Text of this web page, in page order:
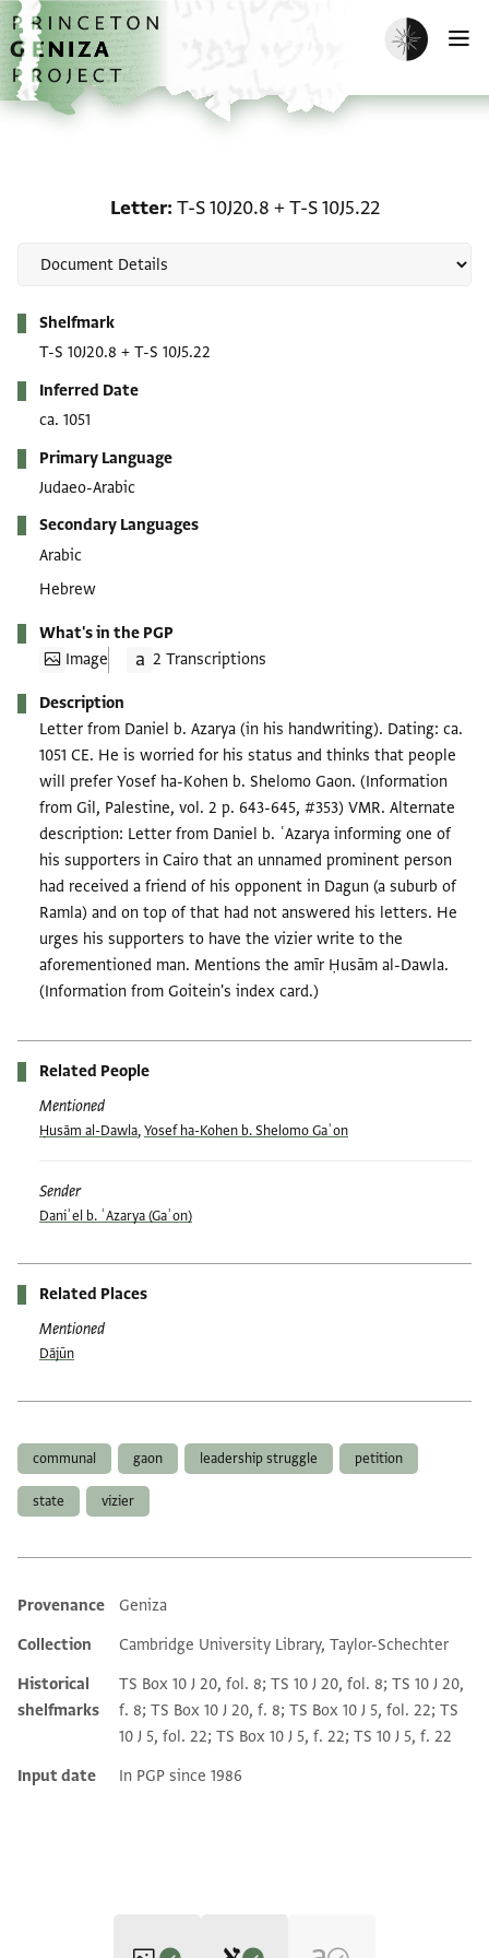
Skip to main content
home
Enable dark
Letter T-S 10J20.8 +T-S 10J5.22
Shelfmark
T-S 10J20.8 + T-S 10J5.22
Inferred Date
ca. 1051
Primary Language
Judaeo-Arabic
Secondary Languages
Arabic
Hebrew
What's in the PGP
Image
2 Transcriptions
Description
Letter from Daniel b. Azarya (in his handwriting). Dating: ca.
1051 CE. He is worried for his status and thinks that people
will prefer Yosef ha-Kohen b. Shelomo Gaon. (Information
from Gil, Palestine, vol. 2 p. 643-645, #353) VMR. Alternate
description: Letter from Daniel b. ʿAzarya informing one of
his supporters in Cairo that an unnamed prominent person
had received a friend of his opponent in Dagun (a suburb of
Ramla) and on top of that had not answered his letters. He
urges his supporters to have the vizier write to the
aforementioned man. Mentions the amīr Ḥusām al-Dawla.
(Information from Goitein's index card.)
Related People
Mentioned
Ḥusām al-Dawla,Yosef ha-Kohen b. Shelomo Gaʾon
Sender
Daniʾel b. ʿAzarya (Gaʾon)
Related Places
Mentioned
Dājūn
communal gaon leadership struggle petition
state vizier
Additional metadata
Provenance
Geniza
Collection
Cambridge University Library, Taylor-Schechter
Historical
shelfmarks
TS Box 10 J 20, fol. 8; TS 10 J 20, fol. 8; TS 10 J 20,
f. 8; TS Box 10 J 20, f. 8; TS Box 10 J 5, fol. 22; TS
10 J 5, fol. 22; TS Box 10 J 5, f. 22; TS 10 J 5, f. 22
Input date
In PGP since 1986